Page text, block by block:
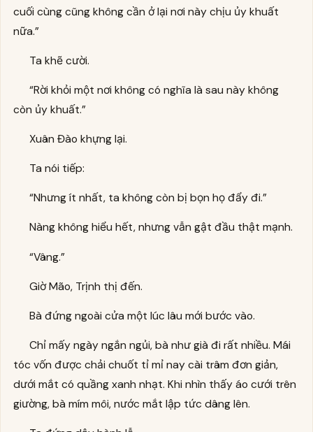
cuối cùng cũng không cần ở lại nơi này chịu ủy khuất
nữa.”
Ta khẽ cười.
“Rời khỏi một nơi không có nghĩa là sau này không
còn ủy khuất.”
Xuân Đào khựng lại.
Ta nói tiếp:
“Nhưng ít nhất, ta không còn bị bọn họ đẩy đi.”
Nàng không hiểu hết, nhưng vẫn gật đầu thật mạnh.
“Vâng.”
Giờ Mão, Trịnh thị đến.
Bà đứng ngoài cửa một lúc lâu mới bước vào.
Chỉ mấy ngày ngắn ngủi, bà như già đi rất nhiều. Mái
tóc vốn được chải chuốt tỉ mỉ nay cài trâm đơn giản,
dưới mắt có quầng xanh nhạt. Khi nhìn thấy áo cưới trên
giường, bà mím môi, nước mắt lập tức dâng lên.